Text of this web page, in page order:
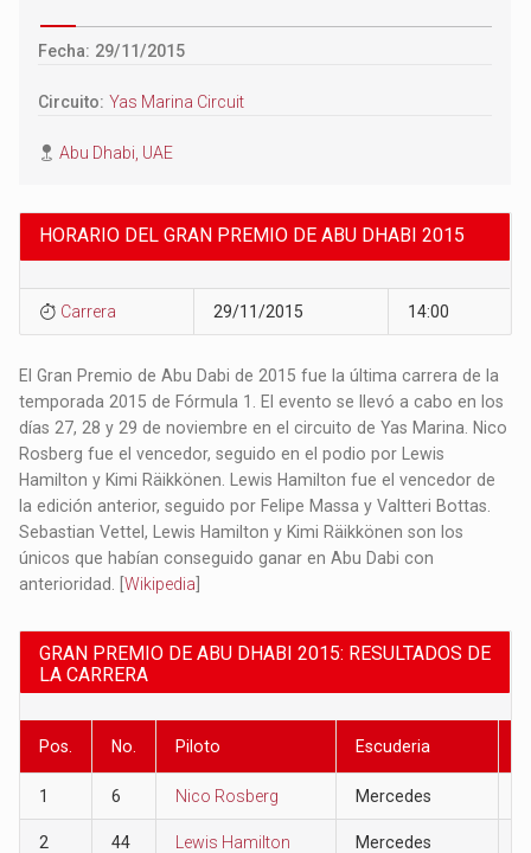
Fecha: 29/11/2015
Circuito:Yas Marina Circuit
Abu Dhabi, UAE
HORARIO DEL GRAN PREMIO DE ABU DHABI 2015
Carrera 29/11/2015 14:00
El Gran Premio de Abu Dabi de 2015 fue la última carrera de la
temporada 2015 de Fórmula 1. El evento se llevó a cabo en los
días 27, 28 y 29 de noviembre en el circuito de Yas Marina. Nico
Rosberg fue el vencedor, seguido en el podio por Lewis
Hamilton y Kimi Räikkönen. Lewis Hamilton fue el vencedor de
la edición anterior, seguido por Felipe Massa y Valtteri Bottas.
Sebastian Vettel, Lewis Hamilton y Kimi Räikkönen son los
únicos que habían conseguido ganar en Abu Dabi con
anterioridad. [Wikipedia
GRAN PREMIO DE ABU DHABI 2015: RESULTADOS DE
LA CARRERA
Pos. No. Piloto Escuderia
1 6 Nico Rosberg Mercedes
2 44 Lewis Hamilton Mercedes